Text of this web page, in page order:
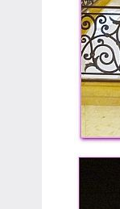
誌
專
欄、
觀
光
局
合